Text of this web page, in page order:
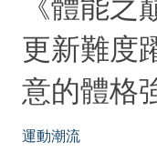
《體能之
更新難度
意的體格
運動潮流